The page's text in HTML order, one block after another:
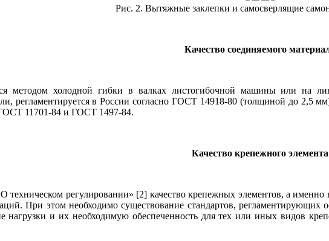
Рис. 2. Вытяжные заклепки и самосверлящие
Качество соединяемого
методом холодной гибки в валках листогибочной машины или на
регламентируется в России согласно ГОСТ 14918-80 (толщиной до
11701-84 и ГОСТ 1497-84.
Качество крепежного элемента
техническом регулировании» [2] качество крепежных элементов, а
При этом необходимо существование стандартов,
и их необходимую обеспеченность для тех или иных видов